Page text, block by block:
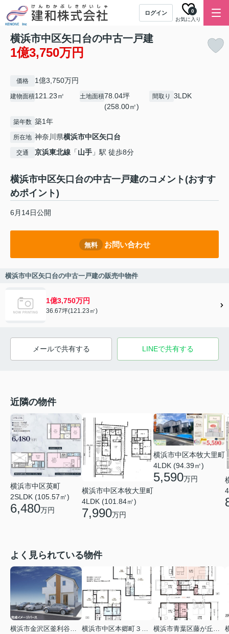
ログイン
お気に入り
0
横浜市中区矢口台の中古一戸建
1億3,750万円
価格 1億3,750万円
建物面積121.23㎡ 土地面積78.04坪
(258.00㎡)
間取り 3LDK
築年数 築1年
所在地 神奈川県横浜市中区矢口台
交通 京浜東北線 「山手 」駅 徒歩8分
横浜市中区矢口台の中古一戸建のコメント(おすす
めポイント)
6月14日公開
無料 お問い合わせ
横浜市中区矢口台の中古一戸建の販売中物件
1億3,750万円
36.67坪(121.23㎡)
メールで共有する LINEで共有する
近隣の物件
横浜市中区英町
2SLDK (105.57㎡)
6,480万円
横浜市中区本牧大里町
4LDK (101.84㎡)
7,990万円
横浜市中区本牧大里町
4LDK (94.39㎡)
5,590万円
よく見られている物件
横浜市金沢区釜利谷東４丁目
横浜市中区本郷町３丁目
横浜市青葉区藤が丘１丁目